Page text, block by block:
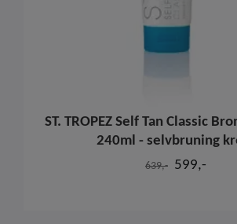
ST. TROPEZ Self Tan Classic
240ml - selvbruning
639,- 599,-